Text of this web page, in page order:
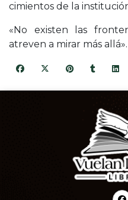
cimientos de la
«No existen las
atreven a mirar más